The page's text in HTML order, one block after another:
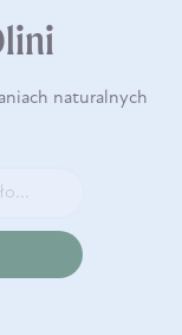
naturalnych